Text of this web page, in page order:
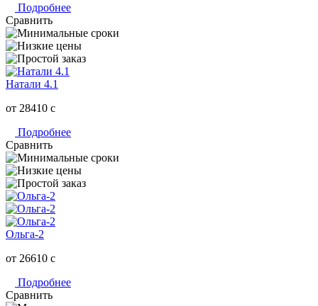
Подробнее
Сравнить
Натали 4.1
от 28410 c
Подробнее
Сравнить
Ольга-2
от 26610 c
Подробнее
Сравнить